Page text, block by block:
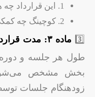
1. این قرارداد چه هدفی را دنبال می‌کند؟
2. کوچینگ چه کمکی به مراجع خواهد کرد؟
3️⃣ ماده ۳: مدت قرارداد
طول هر جلسه و دوره
بخش مشخص می‌شود.
زودهنگام جلسات